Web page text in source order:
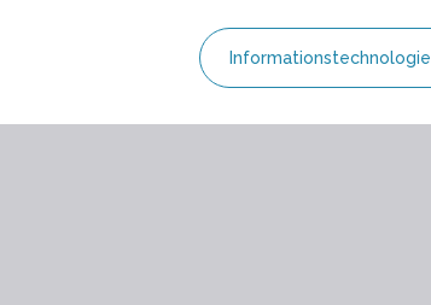
Informationstechnologie